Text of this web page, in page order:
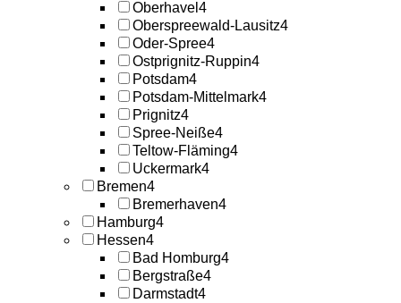
Oberhavel 4
Oberspreewald-Lausitz4
Oder-Spree4
Ostprignitz-Ruppin4
Potsdam4
Potsdam-Mittelmark4
Prignitz4
Spree-Neiße4
Teltow-Fläming4
Uckermark4
Bremen4
Bremerhaven4
Hamburg4
Hessen4
Bad Homburg4
Bergstraße4
Darmstadt4